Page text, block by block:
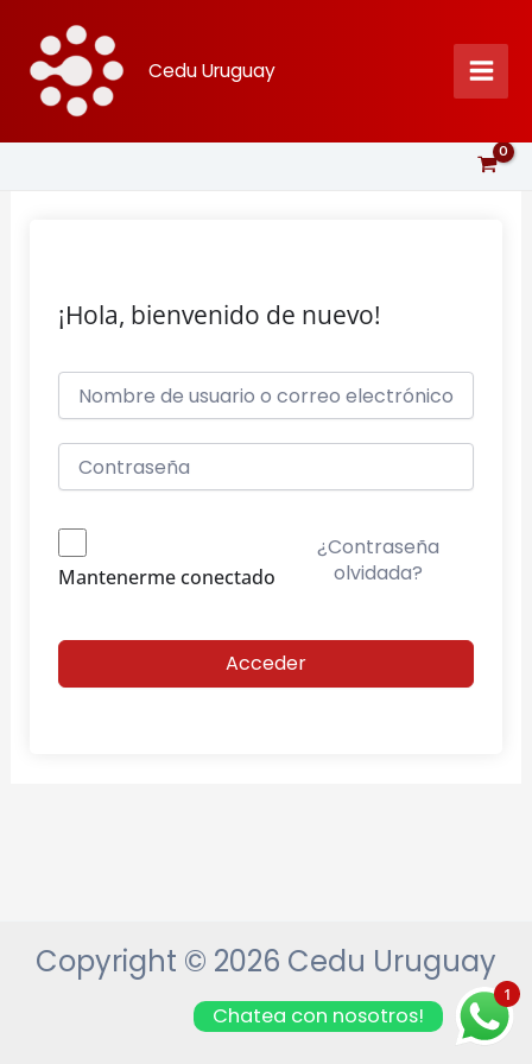
contenido
Cedu Uruguay
¡Hola, bienvenido de nuevo!
Mantenerme conectado
¿Contraseña
olvidada?
Acceder
Copyright © 2026 Cedu Uruguay
1
Chatea con nosotros!